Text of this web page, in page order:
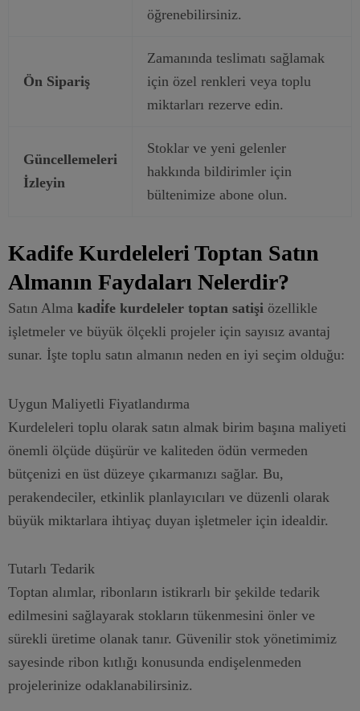
öğrenebilirsiniz.
Ön Sipariş
Zamanında teslimatı sağlamak
için özel renkleri veya toplu
miktarları rezerve edin.
Güncellemeleri
İzleyin
Stoklar ve yeni gelenler
hakkında bildirimler için
bültenimize abone olun.
Kadife Kurdeleleri Toptan Satın
Almanın Faydaları Nelerdir?
Satın Alma kadi̇fe kurdeleler toptan satişi özellikle
işletmeler ve büyük ölçekli projeler için sayısız avantaj
sunar. İşte toplu satın almanın neden en iyi seçim olduğu:
Uygun Maliyetli Fiyatlandırma
Kurdeleleri toplu olarak satın almak birim başına maliyeti
önemli ölçüde düşürür ve kaliteden ödün vermeden
bütçenizi en üst düzeye çıkarmanızı sağlar. Bu,
perakendeciler, etkinlik planlayıcıları ve düzenli olarak
büyük miktarlara ihtiyaç duyan işletmeler için idealdir.
Tutarlı Tedarik
Toptan alımlar, ribonların istikrarlı bir şekilde tedarik
edilmesini sağlayarak stokların tükenmesini önler ve
sürekli üretime olanak tanır. Güvenilir stok yönetimimiz
sayesinde ribon kıtlığı konusunda endişelenmeden
projelerinize odaklanabilirsiniz.